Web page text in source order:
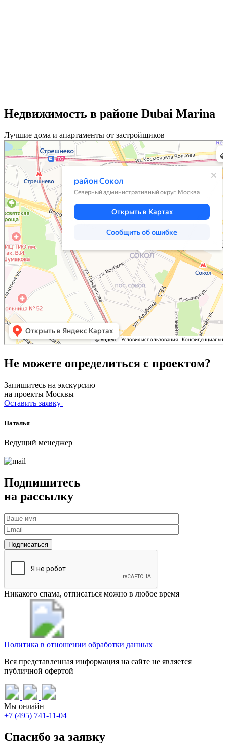
Недвижимость в районе Dubai Marina
Лучшие дома и апартаменты от застройщиков
Москва
Район Сокол — карта, что посмотреть, фото, как добраться
Не можете определиться с проектом?
Запишитесь на экскурсию
на проекты Москвы
Оставить заявку
Наталья
Ведущий менеджер
Подпишитесь
на рассылку
Никакого спама, отписаться можно в любое время
Политика в отношении обработки данных
Вся представленная информация на сайте не является
публичной офертой
Мы онлайн
+7 (495) 741-11-04
Спасибо за заявку